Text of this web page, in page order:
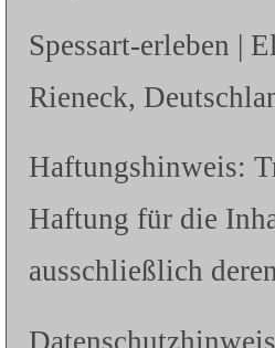
Spessart-erleben |
Rieneck,
Haftungshinweis:
Haftung für die
ausschließlich